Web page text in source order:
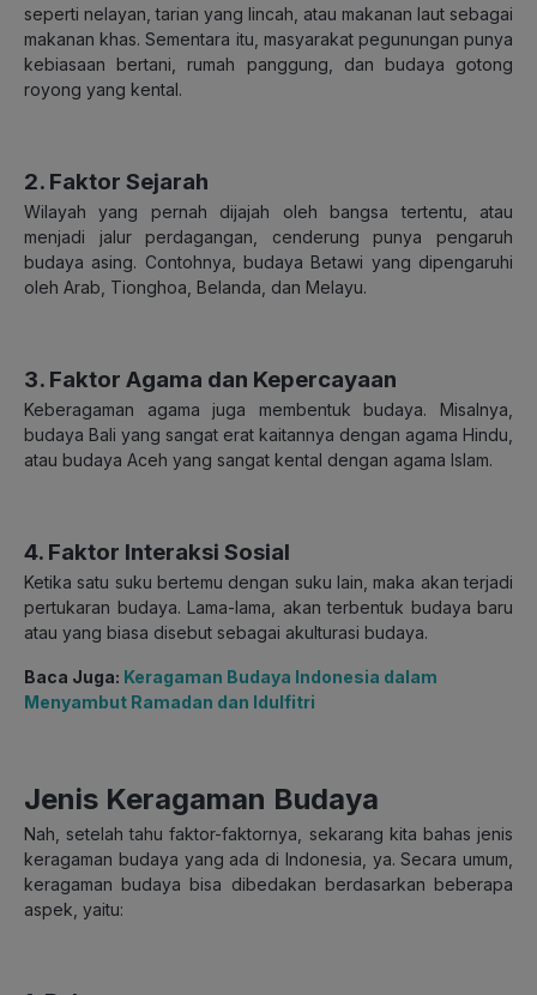
seperti nelayan, tarian yang lincah, atau makanan laut sebagai
makanan khas. Sementara itu, masyarakat pegunungan punya
kebiasaan bertani, rumah panggung, dan budaya gotong
royong yang kental.
2. Faktor Sejarah
Wilayah yang pernah dijajah oleh bangsa tertentu, atau
menjadi jalur perdagangan, cenderung punya pengaruh
budaya asing. Contohnya, budaya Betawi yang dipengaruhi
oleh Arab, Tionghoa, Belanda, dan Melayu.
3. Faktor Agama dan Kepercayaan
Keberagaman agama juga membentuk budaya. Misalnya,
budaya Bali yang sangat erat kaitannya dengan agama Hindu,
atau budaya Aceh yang sangat kental dengan agama Islam.
4. Faktor Interaksi Sosial
Ketika satu suku bertemu dengan suku lain, maka akan terjadi
pertukaran budaya. Lama-lama, akan terbentuk budaya baru
atau yang biasa disebut sebagai akulturasi budaya.
Baca Juga: Keragaman Budaya Indonesia dalam
Menyambut Ramadan dan Idulfitri
Jenis Keragaman Budaya
Nah, setelah tahu faktor-faktornya, sekarang kita bahas jenis
keragaman budaya yang ada di Indonesia, ya. Secara umum,
keragaman budaya bisa dibedakan berdasarkan beberapa
aspek, yaitu: